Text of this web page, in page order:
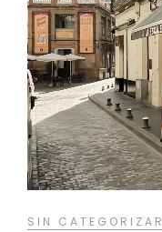
SIN CATEGORIZAR